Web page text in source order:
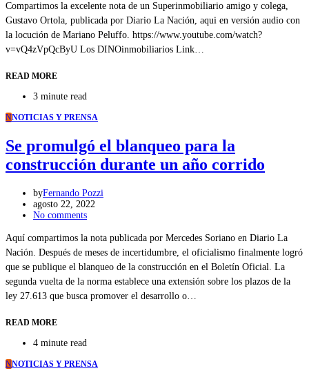
Compartimos la excelente nota de un Superinmobiliario amigo y colega,
Gustavo Ortola, publicada por Diario La Nación, aqui en versión audio con
la locución de Mariano Peluffo. https://www.youtube.com/watch?
v=vQ4zVpQcByU Los DINOinmobiliarios Link…
READ MORE
3 minute read
NNOTICIAS Y PRENSA
Se promulgó el blanqueo para la
construcción durante un año corrido
byFernando Pozzi
agosto 22, 2022
No comments
Aquí compartimos la nota publicada por Mercedes Soriano en Diario La
Nación. Después de meses de incertidumbre, el oficialismo finalmente logró
que se publique el blanqueo de la construcción en el Boletín Oficial. La
segunda vuelta de la norma establece una extensión sobre los plazos de la
ley 27.613 que busca promover el desarrollo o…
READ MORE
4 minute read
NNOTICIAS Y PRENSA